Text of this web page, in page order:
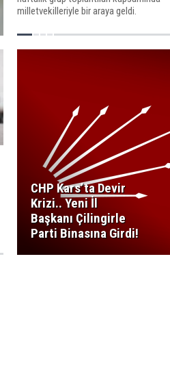
milletvekilleriyle bir araya geldi.
CHP Kars’ta Devir
Krizi.. Yeni İl
Başkanı Çilingirle
Parti Binasına Girdi!